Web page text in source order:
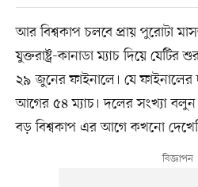
আর বিশ্বকাপ চলবে প্রায় পুরোটা
যুক্তরাষ্ট্র-কানাডা ম্যাচ দিয়ে
২৯ জুনের ফাইনালে। যে
আগের ৫৪ ম্যাচ। দলের সংখ্যা
বড় বিশ্বকাপ এর আগে কখনো